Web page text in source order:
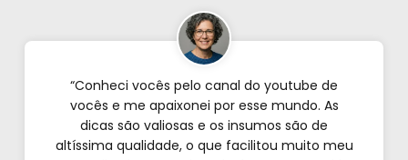
“Conheci vocês pelo canal do youtube de
vocês e me apaixonei por esse mundo. As
dicas são valiosas e os insumos são de
altíssima qualidade, o que facilitou muito meu